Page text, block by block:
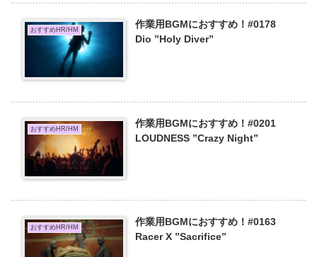
おすすめHR/HM
作業用BGMにおすすめ！#0178
Dio ”Holy Diver”
おすすめHR/HM
作業用BGMにおすすめ！#0201
LOUDNESS ”Crazy Night”
おすすめHR/HM
作業用BGMにおすすめ！#0163
Racer X ”Sacrifice”